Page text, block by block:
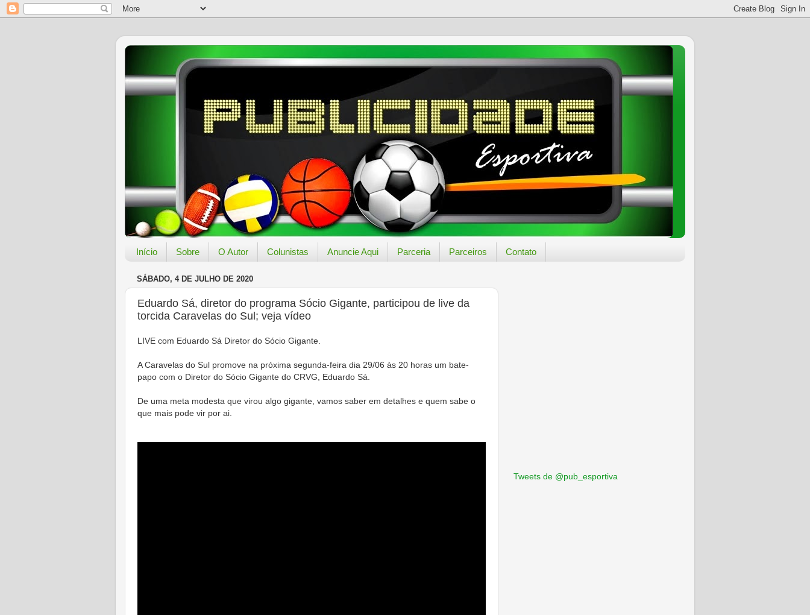
Início Sobre O Autor Colunistas Anuncie Aqui Parceria Parceiros Contato
SÁBADO, 4 DE JULHO DE 2020
Eduardo Sá, diretor do programa Sócio Gigante, participou de live da
torcida Caravelas do Sul; veja vídeo
LIVE com Eduardo Sá Diretor do Sócio Gigante.
A Caravelas do Sul promove na próxima segunda-feira dia 29/06 às 20 horas um bate-
papo com o Diretor do Sócio Gigante do CRVG, Eduardo Sá.
De uma meta modesta que virou algo gigante, vamos saber em detalhes e quem sabe o
que mais pode vir por ai.
Tweets de @pub_esportiva